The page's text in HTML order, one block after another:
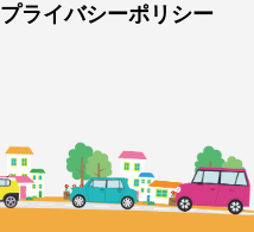
プライバシーポリシー